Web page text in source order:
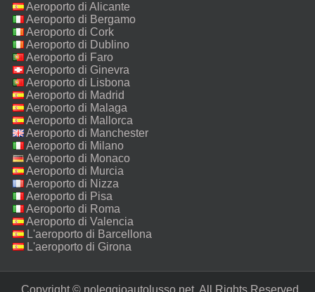
Aeroporto di Alicante
Aeroporto di Bergamo
Aeroporto di Cork
Aeroporto di Dublino
Aeroporto di Faro
Aeroporto di Ginevra
Aeroporto di Lisbona
Aeroporto di Madrid
Aeroporto di Malaga
Aeroporto di Mallorca
Aeroporto di Manchester
Aeroporto di Milano
Malpensa
Aeroporto di Monaco
Aeroporto di Murcia
Aeroporto di Nizza
Aeroporto di Pisa
Aeroporto di Roma
Fiumicino
Aeroporto di Valencia
L'aeroporto di Barcellona
L'aeroporto di Girona